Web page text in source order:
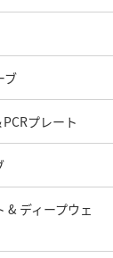
ブ
プレート
& ディープウェ